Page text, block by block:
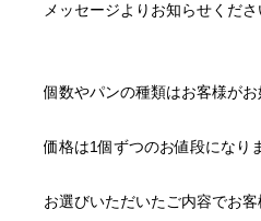
メッセージよりお知らせくだ
個数やパンの種類はお客様が
価格は1個ずつのお値段になり
お選びいただいたご内容でお